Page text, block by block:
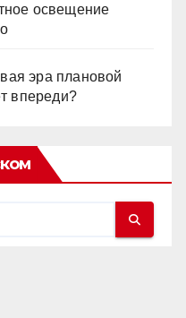
освещение
эра плановой
впереди?